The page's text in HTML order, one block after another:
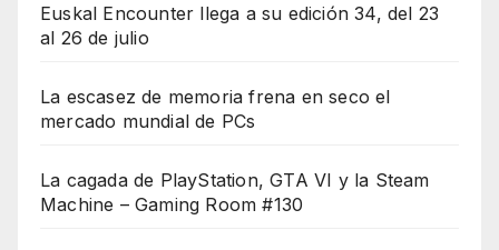
Euskal Encounter llega a su edición 34, del 23
al 26 de julio
La escasez de memoria frena en seco el
mercado mundial de PCs
La cagada de PlayStation, GTA VI y la Steam
Machine – Gaming Room #130